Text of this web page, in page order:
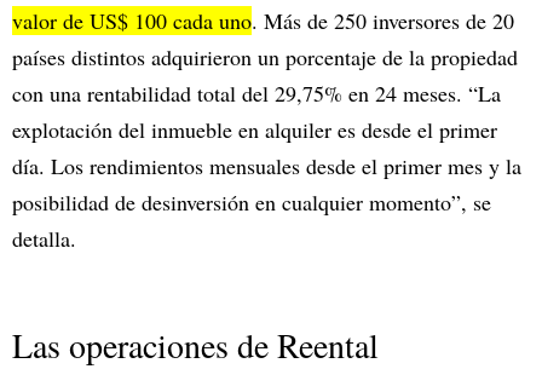
valor de US$ 100 cada uno. Más de 250 inversores de 20
países distintos adquirieron un porcentaje de la propiedad
con una rentabilidad total del 29,75% en 24 meses. “La
explotación del inmueble en alquiler es desde el primer
día. Los rendimientos mensuales desde el primer mes y la
posibilidad de desinversión en cualquier momento”, se
detalla.
Las operaciones de Reental